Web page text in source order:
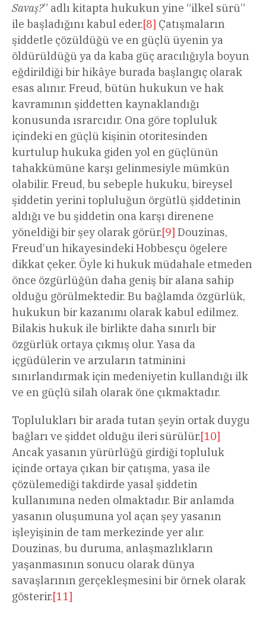
Savaş?” adlı kitapta hukukun yine “ilkel sürü”
ile başladığını kabul eder.[8] Çatışmaların
şiddetle çözüldüğü ve en güçlü üyenin ya
öldürüldüğü ya da kaba güç aracılığıyla boyun
eğdirildiği bir hikâye burada başlangıç olarak
esas alınır. Freud, bütün hukukun ve hak
kavramının şiddetten kaynaklandığı
konusunda ısrarcıdır. Ona göre topluluk
içindeki en güçlü kişinin otoritesinden
kurtulup hukuka giden yol en güçlünün
tahakkümüne karşı gelinmesiyle mümkün
olabilir. Freud, bu sebeple hukuku, bireysel
şiddetin yerini topluluğun örgütlü şiddetinin
aldığı ve bu şiddetin ona karşı direnene
yöneldiği bir şey olarak görür.[9] Douzinas,
Freud’un hikayesindeki Hobbesçu ögelere
dikkat çeker. Öyle ki hukuk müdahale etmeden
önce özgürlüğün daha geniş bir alana sahip
olduğu görülmektedir. Bu bağlamda özgürlük,
hukukun bir kazanımı olarak kabul edilmez.
Bilakis hukuk ile birlikte daha sınırlı bir
özgürlük ortaya çıkmış olur. Yasa da
içgüdülerin ve arzuların tatminini
sınırlandırmak için medeniyetin kullandığı ilk
ve en güçlü silah olarak öne çıkmaktadır.
Toplulukları bir arada tutan şeyin ortak duygu
bağları ve şiddet olduğu ileri sürülür.[10]
Ancak yasanın yürürlüğü girdiği topluluk
içinde ortaya çıkan bir çatışma, yasa ile
çözülemediği takdirde yasal şiddetin
kullanımına neden olmaktadır. Bir anlamda
yasanın oluşumuna yol açan şey yasanın
işleyişinin de tam merkezinde yer alır.
Douzinas, bu duruma, anlaşmazlıkların
yaşanmasının sonucu olarak dünya
savaşlarının gerçekleşmesini bir örnek olarak
gösterir.[11]